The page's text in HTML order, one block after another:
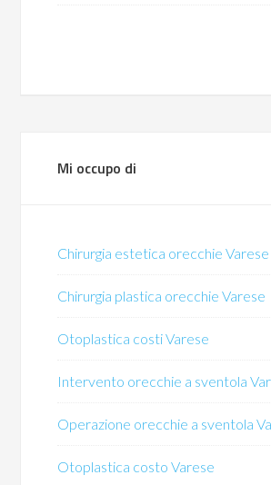
Mi occupo di
Chirurgia estetica orecchie Varese
Chirurgia plastica orecchie Varese
Otoplastica costi Varese
Intervento orecchie a sventola
Operazione orecchie a sventola
Otoplastica costo Varese